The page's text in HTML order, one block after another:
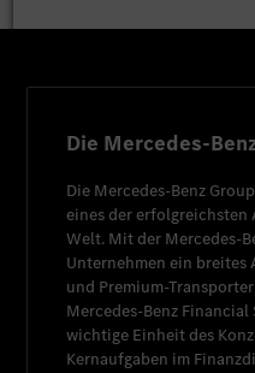
Die Mercedes-
Die Mercedes-Benz
eines der
Welt. Mit der Mercedes-
Unternehmen ein breites
und Premium-
Mercedes-Benz Financial
wichtige Einheit des
Kernaufgaben im